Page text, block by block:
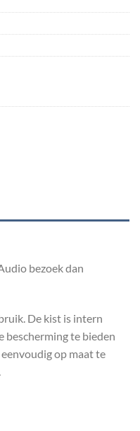
bezoek dan
De kist is intern
bescherming te bieden
op maat te